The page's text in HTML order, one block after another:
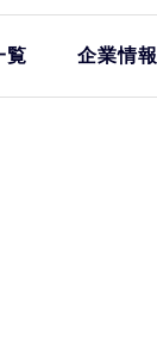
覧 企業情報